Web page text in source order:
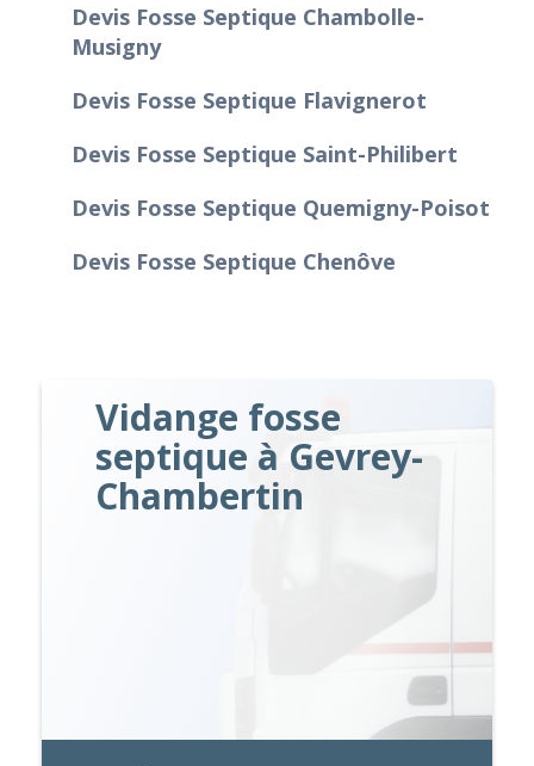
Devis Fosse Septique Chambolle-
Musigny
Devis Fosse Septique Flavignerot
Devis Fosse Septique Saint-Philibert
Devis Fosse Septique Quemigny-Poisot
Devis Fosse Septique Chenôve
Vidange fosse
septique à Gevrey-
Chambertin